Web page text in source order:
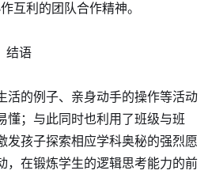
互利的团队合作精神。
结语
活的例子、亲身动手的操作等活动
懂；与此同时也利用了班级与班
发孩子探索相应学科奥秘的强烈愿
，在锻炼学生的逻辑思考能力的前